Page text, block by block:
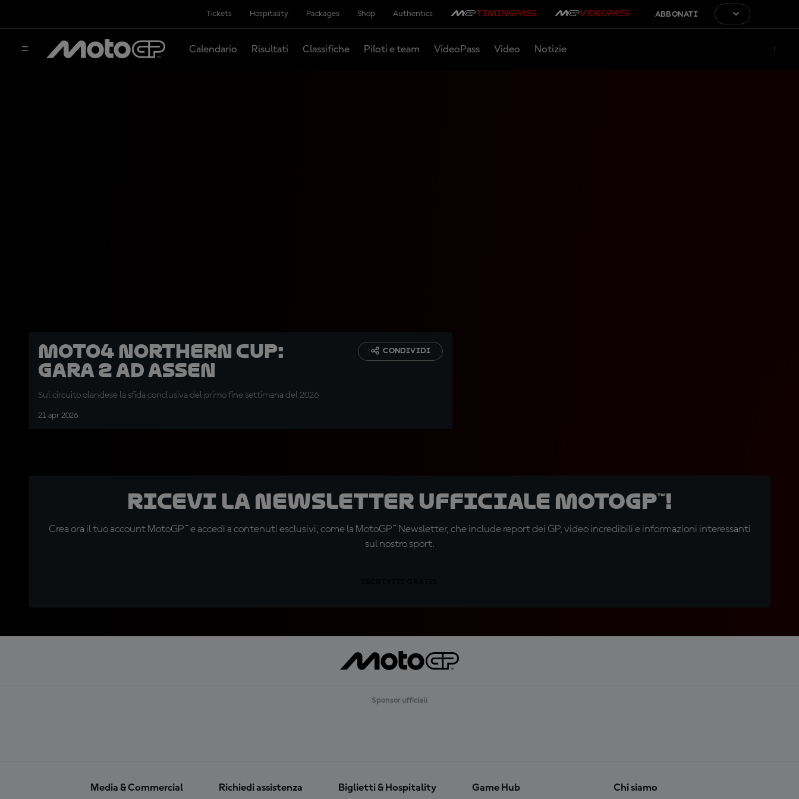
Tickets Hospitality Packages Shop Authentics ABBONATI
Calendario Risultati Classifiche Piloti e team VideoPass Video Notizie
Moto4 Northern Cup:
Gara 2 ad Assen
Sul circuito olandese la sfida conclusiva del primo fine settimana del 2026
21 apr 2026
CONDIVIDI
Ricevi la newsletter ufficiale MotoGP™!
Crea ora il tuo account MotoGP™ e accedi a contenuti esclusivi, come la MotoGP™ Newsletter, che include report dei GP, video incredibili e informazioni interessanti
sul nostro sport.
Sponsor ufficiali
Media & Commercial Richiedi assistenza Biglietti & Hospitality Game Hub Chi siamo